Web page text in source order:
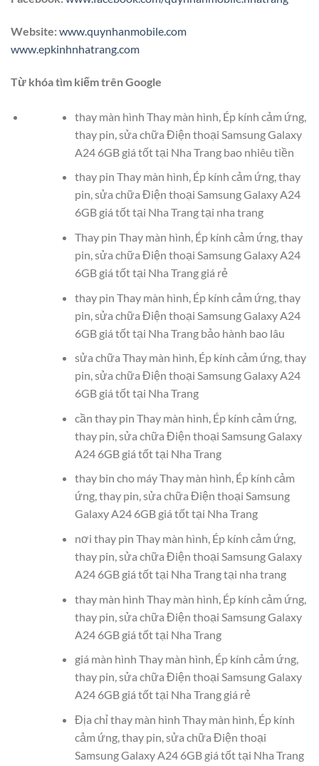
Website:www.quynhanmobile.com
www.epkinhnhatrang.com
Từ khóa tìm kiếm trên Google
thay màn hình Thay màn hình, Ép kính cảm ứng,
thay pin, sửa chữa Điện thoại Samsung Galaxy
A24 6GB giá tốt tại Nha Trang bao nhiêu tiền
thay pin Thay màn hình, Ép kính cảm ứng, thay
pin, sửa chữa Điện thoại Samsung Galaxy A24
6GB giá tốt tại Nha Trang tại nha trang
Thay pin Thay màn hình, Ép kính cảm ứng, thay
pin, sửa chữa Điện thoại Samsung Galaxy A24
6GB giá tốt tại Nha Trang giá rẻ
thay pin Thay màn hình, Ép kính cảm ứng, thay
pin, sửa chữa Điện thoại Samsung Galaxy A24
6GB giá tốt tại Nha Trang bảo hành bao lâu
sửa chữa Thay màn hình, Ép kính cảm ứng, thay
pin, sửa chữa Điện thoại Samsung Galaxy A24
6GB giá tốt tại Nha Trang
cần thay pin Thay màn hình, Ép kính cảm ứng,
thay pin, sửa chữa Điện thoại Samsung Galaxy
A24 6GB giá tốt tại Nha Trang
thay bin cho máy Thay màn hình, Ép kính cảm
ứng, thay pin, sửa chữa Điện thoại Samsung
Galaxy A24 6GB giá tốt tại Nha Trang
nơi thay pin Thay màn hình, Ép kính cảm ứng,
thay pin, sửa chữa Điện thoại Samsung Galaxy
A24 6GB giá tốt tại Nha Trang tại nha trang
thay màn hình Thay màn hình, Ép kính cảm ứng,
thay pin, sửa chữa Điện thoại Samsung Galaxy
A24 6GB giá tốt tại Nha Trang
giá màn hình Thay màn hình, Ép kính cảm ứng,
thay pin, sửa chữa Điện thoại Samsung Galaxy
A24 6GB giá tốt tại Nha Trang giá rẻ
Địa chỉ thay màn hình Thay màn hình, Ép kính
cảm ứng, thay pin, sửa chữa Điện thoại
Samsung Galaxy A24 6GB giá tốt tại Nha Trang